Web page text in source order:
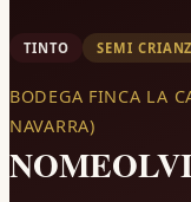
TINTO SEMI
BODEGA FINCA LA
NAVARRA)